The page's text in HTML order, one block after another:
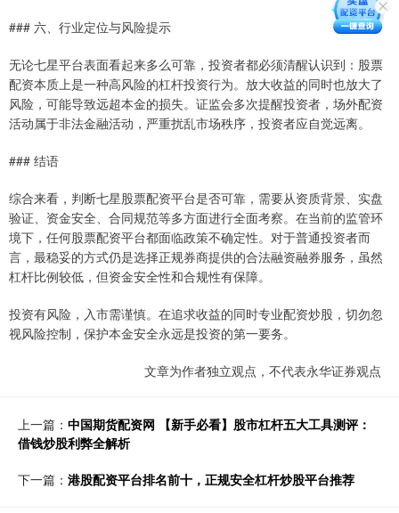
### 六、行业定位与风险提示
无论七星平台表面看起来多么可靠，投资者都必须清醒认识到：股票
配资本质上是一种高风险的杠杆投资行为。放大收益的同时也放大了
风险，可能导致远超本金的损失。证监会多次提醒投资者，场外配资
活动属于非法金融活动，严重扰乱市场秩序，投资者应自觉远离。
### 结语
综合来看，判断七星股票配资平台是否可靠，需要从资质背景、实盘
验证、资金安全、合同规范等多方面进行全面考察。在当前的监管环
境下，任何股票配资平台都面临政策不确定性。对于普通投资者而
言，最稳妥的方式仍是选择正规券商提供的合法融资融券服务，虽然
杠杆比例较低，但资金安全性和合规性有保障。
投资有风险，入市需谨慎。在追求收益的同时专业配资炒股，切勿忽
视风险控制，保护本金安全永远是投资的第一要务。
文章为作者独立观点，不代表永华证券观点
上一篇： 中国期货配资网 【新手必看】股市杠杆五大工具测评：
借钱炒股利弊全解析
下一篇： 港股配资平台排名前十，正规安全杠杆炒股平台推荐